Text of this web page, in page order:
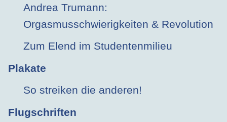
Andrea Trumann:
Orgasmusschwierigkeiten & Revolution
Zum Elend im Studentenmilieu
Plakate
So streiken die anderen!
Flugschriften